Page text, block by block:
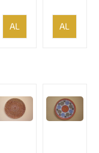
AL
CARRITO
AL
CARRITO